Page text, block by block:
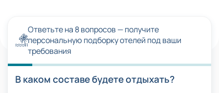
Ответьте на 8 вопросов — получите
персональную подборку отелей под ваши
требования
В каком составе будете отдыхать?